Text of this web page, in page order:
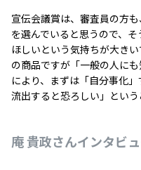
宣伝会議賞は、審査員の方
を選んでいると思うので、
ほしいという気持ちが大き
の商品ですが「一般の人に
により、まずは「自分事化
流出すると恐ろしい」とい
庵 貴政さんインタビ